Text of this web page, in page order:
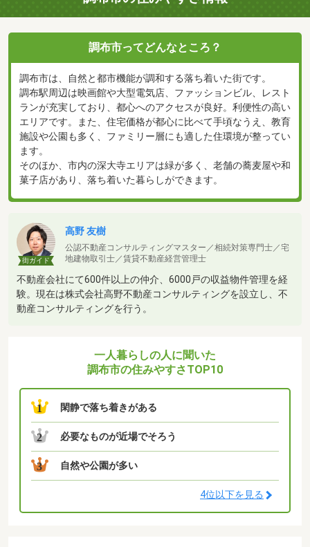
調布市ってどんなところ？
調布市は、自然と都市機能が調和する落ち着いた街です。
調布駅周辺は映画館や大型電気店、ファッションビル、レスト
ランが充実しており、都心へのアクセスが良好。利便性の高い
エリアです。また、住宅価格が都心に比べて手頃なうえ、教育
施設や公園も多く、ファミリー層にも適した住環境が整ってい
ます。
そのほか、市内の深大寺エリアは緑が多く、老舗の蕎麦屋や和
菓子店があり、落ち着いた暮らしができます。
街ガイド
高野 友樹
公認不動産コンサルティングマスター／相続対策専門士／宅
地建物取引士／賃貸不動産経営管理士
不動産会社にて600件以上の仲介、6000戸の収益物件管理を経
験。現在は株式会社高野不動産コンサルティングを設立し、不
動産コンサルティングを行う。
一人暮らしの人に聞いた
調布市の住みやすさTOP10
1 閑静で落ち着きがある
2 必要なものが近場でそろう
3 自然や公園が多い
4位以下を見る